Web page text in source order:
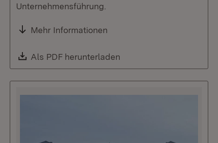
Unternehmensführung.
Mehr Informationen
Download:
Als PDF herunterladen